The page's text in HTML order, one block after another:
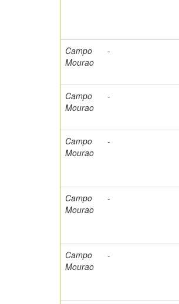
Campo
Mourao
-
Campo
Mourao
-
Campo
Mourao
-
Campo
Mourao
-
Campo
Mourao
-